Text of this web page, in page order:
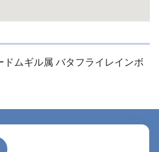
ムギル属 バタフライレインボ